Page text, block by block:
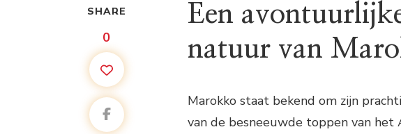
SHARE
0
Een
natuur van
Marokko staat bekend om zijn
van de besneeuwde toppen van